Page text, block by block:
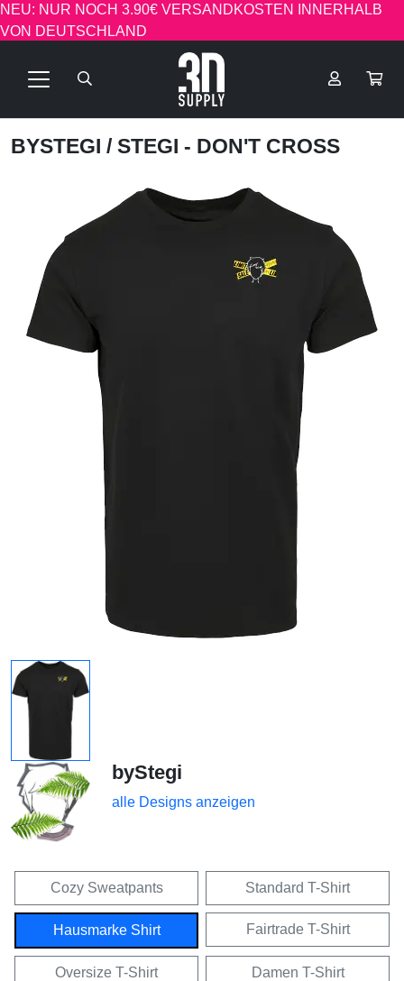
NEU: NUR NOCH 3.90€ VERSANDKOSTEN INNERHALB
VON DEUTSCHLAND
BYSTEGI / STEGI - DON'T CROSS
byStegi
alle Designs anzeigen
Cozy Sweatpants Standard T-Shirt
Hausmarke Shirt Fairtrade T-Shirt
Oversize T-Shirt Damen T-Shirt